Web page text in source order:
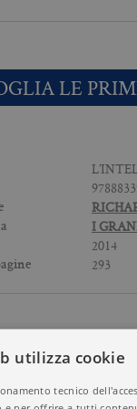
LE
I
2014
293
utilizza cookie
tecnico